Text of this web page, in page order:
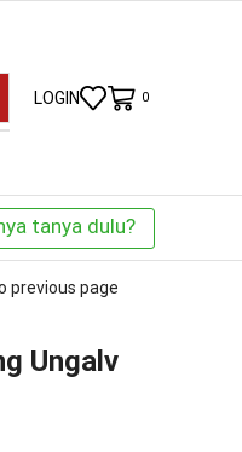
LOGIN 0
tanya dulu?
previous page
Ungalv